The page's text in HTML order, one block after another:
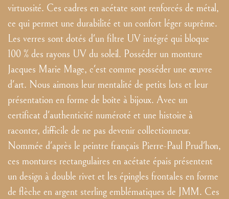
virtuosité. Ces cadres en acétate sont renforcés de métal,
ce qui permet une durabilité et un confort léger suprême.
Les verres sont dotés d'un filtre UV intégré qui bloque
100 % des rayons UV du soleil. Posséder un monture
Jacques Marie Mage, c'est comme posséder une œuvre
d'art. Nous aimons leur mentalité de petits lots et leur
présentation en forme de boîte à bijoux. Avec un
certificat d'authenticité numéroté et une histoire à
raconter, difficile de ne pas devenir collectionneur.
Nommée d'après le peintre français Pierre-Paul Prud'hon,
ces montures rectangulaires en acétate épais présentent
un design à double rivet et les épingles frontales en forme
de flèche en argent sterling emblématiques de JMM. Ces